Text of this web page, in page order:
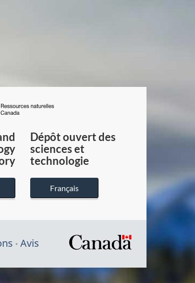
du
Canada
Dépôt ouvert des
sciences et
technologie
Français
Avis
/